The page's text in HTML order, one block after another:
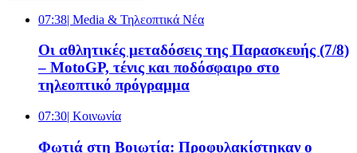
07:38| Media & Τηλεοπτικά Νέα
Οι αθλητικές μεταδόσεις της Παρασκευής (7/8)
– MotoGP, τένις και ποδόσφαιρο στο
τηλεοπτικό πρόγραμμα
07:30| Κοινωνία
Φωτιά στη Βοιωτία: Προφυλακίστηκαν ο